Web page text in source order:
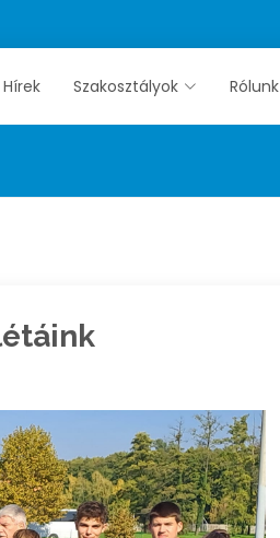
Hírek Szakosztályok Rólunk